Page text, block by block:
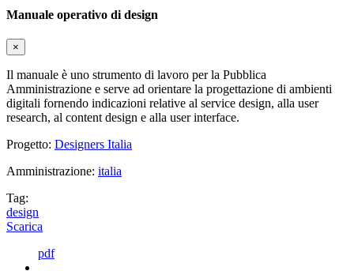
Manuale operativo di design
×
Il manuale è uno strumento di lavoro per la Pubblica
Amministrazione e serve ad orientare la progettazione di ambienti
digitali fornendo indicazioni relative al service design, alla user
research, al content design e alla user interface.
Progetto: Designers Italia
Amministrazione: italia
Tag:
design
Scarica
pdf